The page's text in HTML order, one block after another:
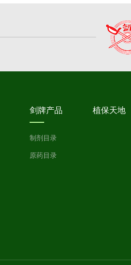
剑牌产品
制剂目录
原药目录
植保天地